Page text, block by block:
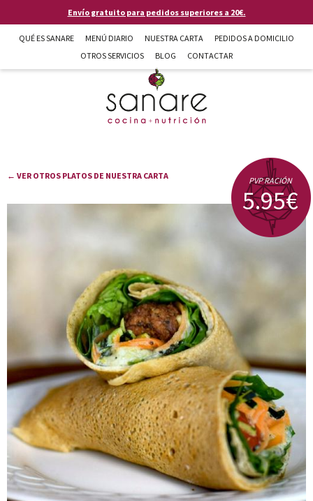
Pasar al contenido principalEnvío gratuito para pedidos superiores a 20€.
QUÉ ES SANARE MENÚ DIARIO NUESTRA CARTA
PEDIDOS A DOMICILIO
OTROS SERVICIOS
BLOG CONTACTAR
Sanare cocina + nutrición en Almería
← VER OTROS PLATOS DE NUESTRA CARTA PVP RACIÓN
5.95€